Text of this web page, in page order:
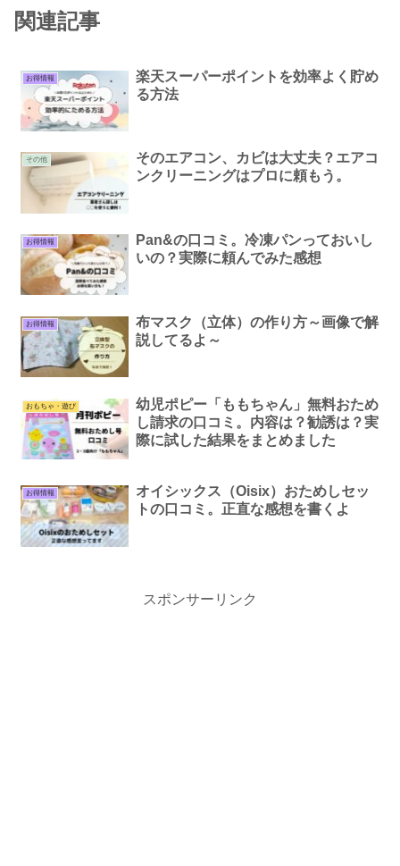
関連記事
お得情報
楽天スーパーポイントを効率よく貯め
る方法
その他
そのエアコン、カビは大丈夫？エアコ
ンクリーニングはプロに頼もう。
お得情報
Pan&の口コミ。冷凍パンっておいし
いの？実際に頼んでみた感想
お得情報
布マスク（立体）の作り方～画像で解
説してるよ～
おもちゃ・遊び
幼児ポピー「ももちゃん」無料おため
し請求の口コミ。内容は？勧誘は？実
際に試した結果をまとめました
お得情報
オイシックス（Oisix）おためしセッ
トの口コミ。正直な感想を書くよ
スポンサーリンク